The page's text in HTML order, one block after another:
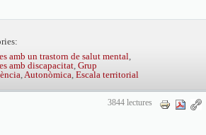
amb un trastorn de salut mental,
amb discapacitat, Grup
,Autonòmica, Escala territorial
3844 lectures